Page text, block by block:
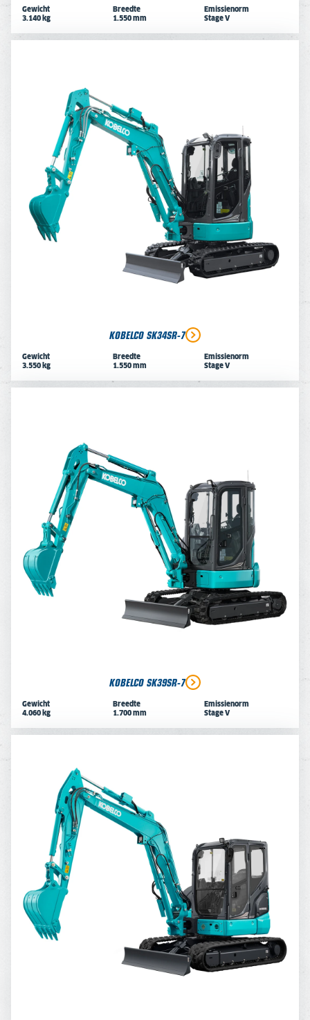
Gewicht
3.140 kg
Breedte
1.550 mm
Emissienorm
Stage V
KOBELCO SK34SR-7
Gewicht
3.550 kg
Breedte
1.550 mm
Emissienorm
Stage V
KOBELCO SK39SR-7
Gewicht
4.060 kg
Breedte
1.700 mm
Emissienorm
Stage V